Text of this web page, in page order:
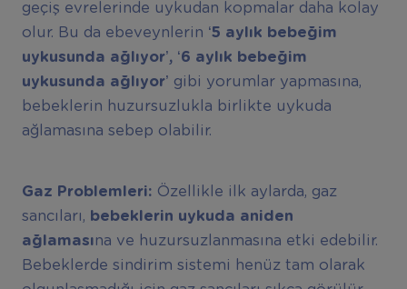
geçiş evrelerinde uykudan kopmalar daha kolay
olur. Bu da ebeveynlerin ‘5 ayl ık bebeğim
uykusunda ağl ıyor’, ‘6 ayl ık bebeğim
uykusunda ağl ıyor’ gibi yorumlar yapmasına,
bebeklerin huzursuzlukla birlikte uykuda
ağlamasına sebep olabilir.
Gaz Problemleri: Özellikle ilk aylarda, gaz
sancıları, bebeklerin uykuda aniden
ağ lamasına ve huzursuzlanmasına etki edebilir.
Bebeklerde sindirim sistemi henüz tam olarak